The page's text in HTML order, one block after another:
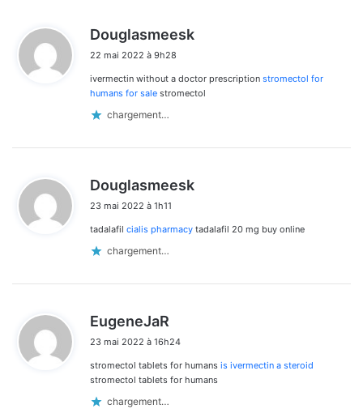
Douglasmeesk
:
22 mai 2022 à 9h28
ivermectin without a doctor prescription stromectol for
humans for sale stromectol
chargement…
Douglasmeesk
23 mai 2022 à 1h11
tadalafil cialis pharmacy tadalafil 20 mg buy online
chargement…
EugeneJaR
t
:
23 mai 2022 à 16h24
stromectol tablets for humans is ivermectin a steroid
stromectol tablets for humans
chargement…